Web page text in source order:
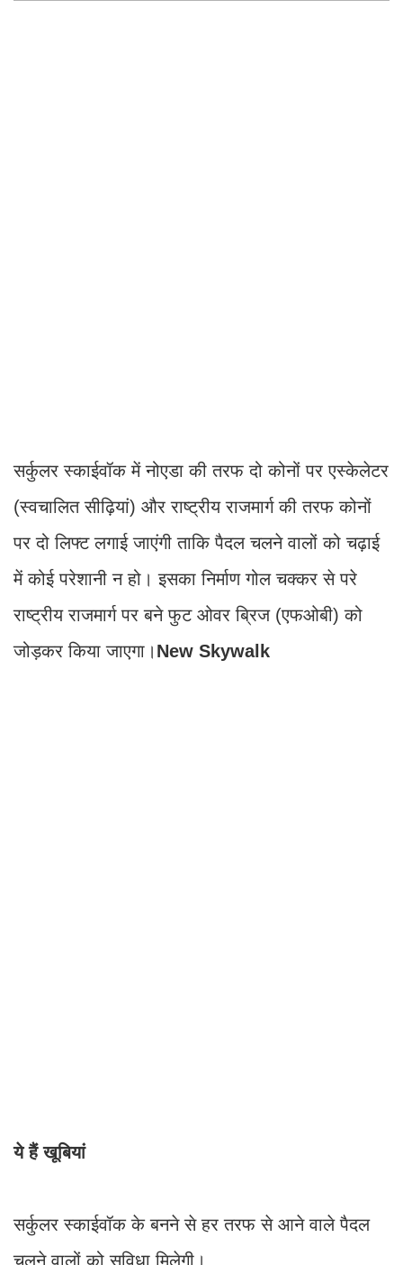
सर्कुलर स्काईवॉक में नोएडा की तरफ दो कोनों पर एस्केलेटर
(स्वचालित सीढ़ियां) और राष्ट्रीय राजमार्ग की तरफ कोनों
पर दो लिफ्ट लगाई जाएंगी ताकि पैदल चलने वालों को चढ़ाई
में कोई परेशानी न हो। इसका निर्माण गोल चक्कर से परे
राष्ट्रीय राजमार्ग पर बने फुट ओवर ब्रिज (एफओबी) को
जोड़कर किया जाएगा। New Skywalk
ये हैं खूबियां
सर्कुलर स्काईवॉक के बनने से हर तरफ से आने वाले पैदल
चलने वालों को सुविधा मिलेगी।